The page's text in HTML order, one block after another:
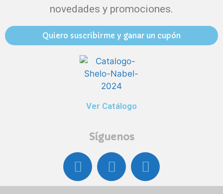
novedades y promociones.
Quiero suscribirme y ganar un cupón
Ver Catálogo
Síguenos